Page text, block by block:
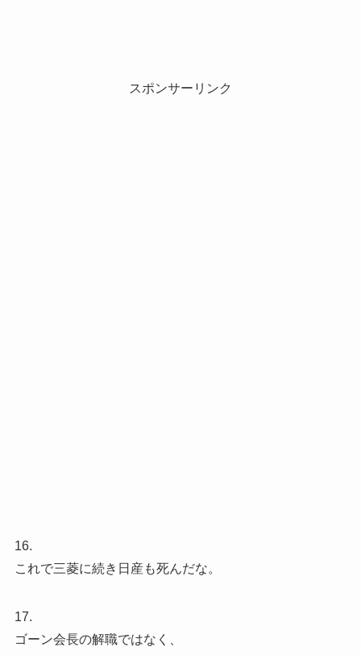
スポンサーリンク
16.
これで三菱に続き日産も死んだな。
17.
ゴーン会長の解職ではなく、